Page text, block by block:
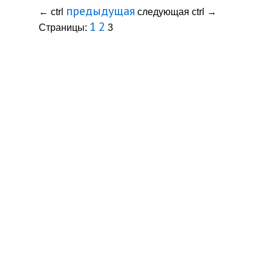
← ctrl предыдущая следующая ctrl
→
Страницы: 1 2 3